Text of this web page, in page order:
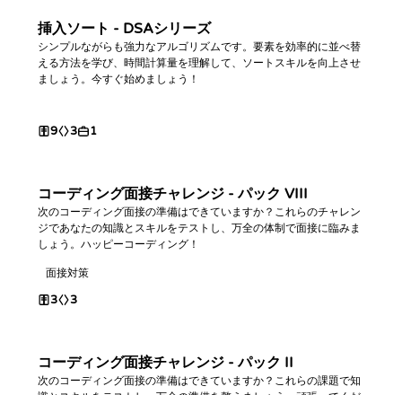
挿入ソート - DSAシリーズ
シンプルながらも強力なアルゴリズムです。要素を効率的に並べ替
える方法を学び、時間計算量を理解して、ソートスキルを向上させ
ましょう。今すぐ始めましょう！
9 3 1
コーディング面接チャレンジ - パック VIII
次のコーディング面接の準備はできていますか？これらのチャレン
ジであなたの知識とスキルをテストし、万全の体制で面接に臨みま
しょう。ハッピーコーディング！
面接対策
3 3
コーディング面接チャレンジ - パック II
次のコーディング面接の準備はできていますか？これらの課題で知